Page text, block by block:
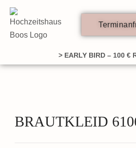
Zum
Inhalt
springen
> EARLY BIRD – 100 €
BRAUTKLEID